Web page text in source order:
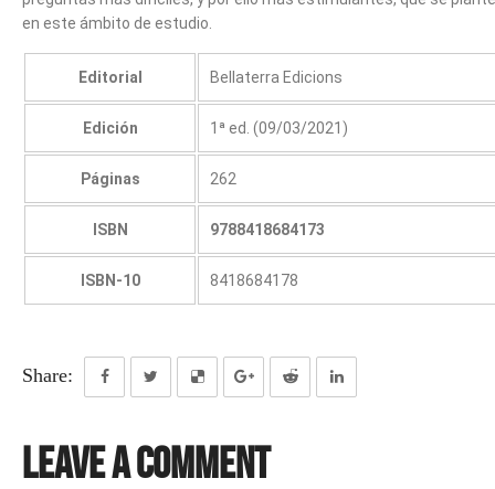
en este ámbito de estudio.
Editorial Bellaterra Edicions
Edición 1ª ed. (09/03/2021)
Páginas 262
ISBN 9788418684173
ISBN-10 8418684178
Share:
Leave a Comment